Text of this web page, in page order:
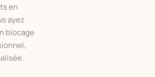
en
ayez
blocage